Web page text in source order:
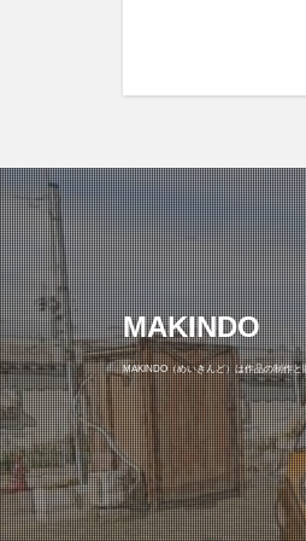
MAKINDO
MAKINDO（めいきんど）は作品の制作